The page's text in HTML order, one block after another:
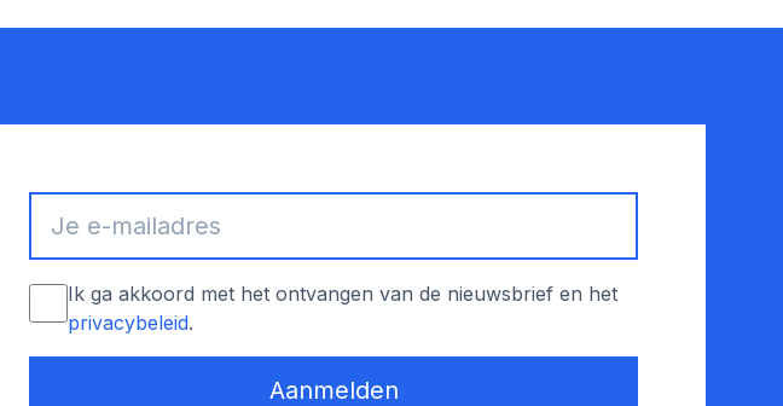
Ik ga akkoord met het ontvangen van de nieuwsbrief en het
privacybeleid.
Aanmelden